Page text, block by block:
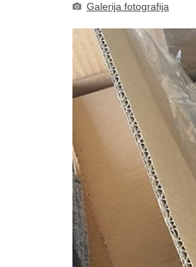
Galerija fotografija